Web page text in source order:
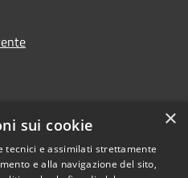
×
sui cookie
tecnici e assimilati strettamente
e alla navigazione del sito,